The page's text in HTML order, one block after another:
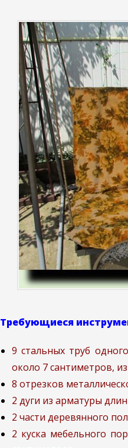
Требующиеся
9 стальных труб
около 7 сантиметров,
8 отрезков
2 дуги из арматуры
2 части деревянного
2 куска мебельного